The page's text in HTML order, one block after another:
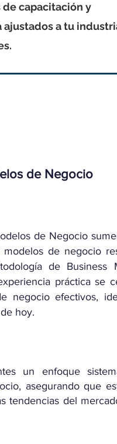
capacitación y
a tu
de Negocio
de Negocio
de negocio
de Business
práctica se
negocio efectivos,
hoy.
un enfoque
asegurando que
tendencias del